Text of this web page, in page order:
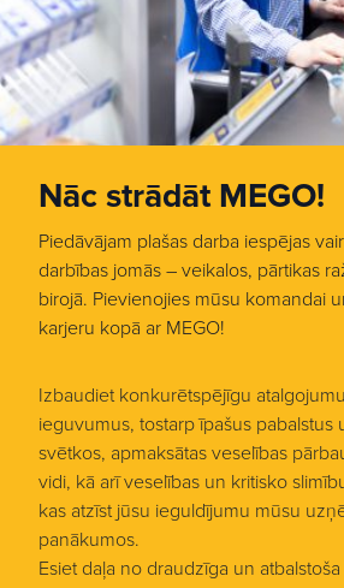
Nāc strādāt MEGO!
Piedāvājam plašas darba iespējas
darbības jomās – veikalos, pārtikas
birojā. Pievienojies mūsu komandai
karjeru kopā ar MEGO!
Izbaudiet konkurētspējīgu
ieguvumus, tostarp īpašus pabalstus
svētkos, apmaksātas veselības
vidi, kā arī veselības un kritisko
kas atzīst jūsu ieguldījumu mūsu
panākumos.
Esiet daļa no draudzīga un